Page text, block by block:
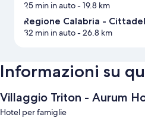
25 min in auto- 19.8 km
Regione Calabria -
32 min in auto- 26.8 km
Informazioni su
Villaggio Triton - Aurum
Hotel per famiglie